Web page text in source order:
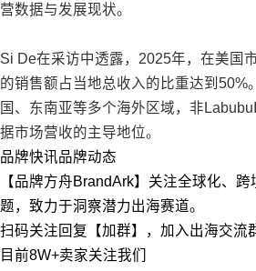
营数据与发展现状。
Si De在采访中透露，2025年，在美国
的销售额占当地总收入的比重达到50%
国、东南亚等多个海外区域，非
据市场营收的主导地位。
品牌快讯品牌动态
【品牌方舟BrandArk】关注全球化、
题，致力于洞察潜力出海赛道。
扫码关注回复【加群】，加入出海交流
目前8W+卖家关注我们